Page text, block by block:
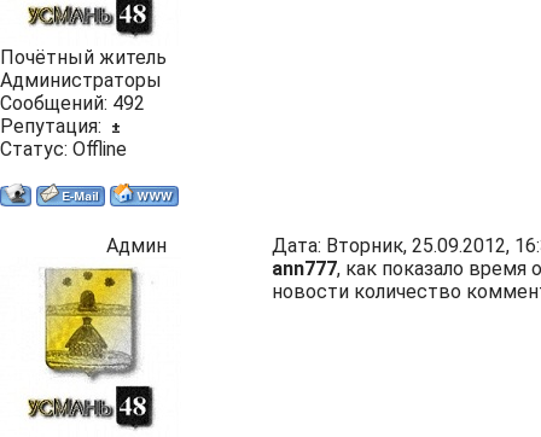
Почётный житель
Администраторы
Сообщений: 492
Репутация:
±
Статус: Offline
Админ Дата: Вторник, 25.09.2012,
ann777, как показало время
новости количество